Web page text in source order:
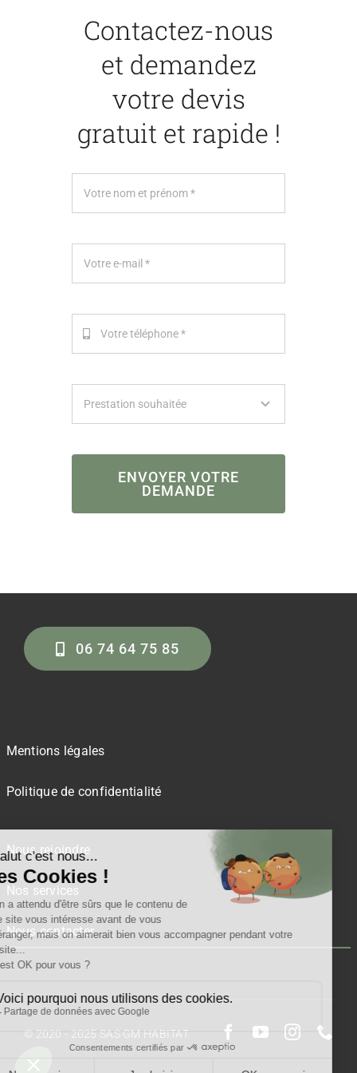
Contactez-nous
et demandez
votre devis
gratuit et rapide !
ENVOYER VOTRE
DEMANDE
06 74 64 75 85
Nous rejoindre
Nos services
Nous contacter
Mentions légales
Politique de confidentialité
© 2020 - 2025 SAS GM HABITAT